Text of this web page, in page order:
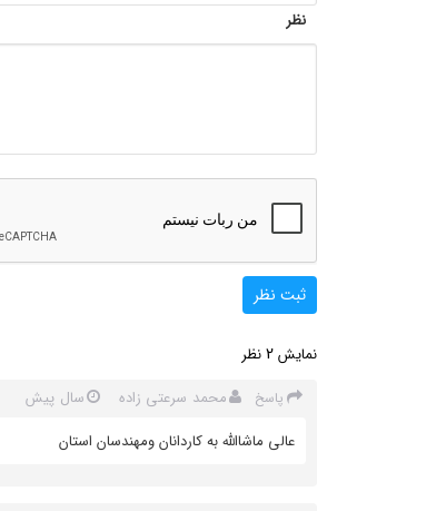
نظر
ثبت نظر
نمایش2نظر
پاسخ محمد سرعتی زاده
سال پیش
عالی ماشاالله به کاردانان ومهندسان استان